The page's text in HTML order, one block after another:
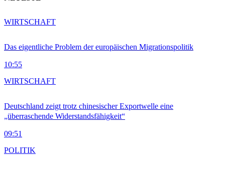
Das eigentliche Problem der europäischen Migrationspolitik
10:55
WIRTSCHAFT
Deutschland zeigt trotz chinesischer Exportwelle eine
„überraschende Widerstandsfähigkeit“
09:51
WIRTSCHAFT
POLITIK